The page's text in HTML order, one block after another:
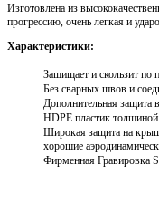
Изготовлена из
прогрессию, очень легкая и
Характеристики:
Защищает и скользит по
Без сварных швов и
Дополнительная защита
HDPE пластик
Широкая защита на
хорошие
Фирменная Гравировка